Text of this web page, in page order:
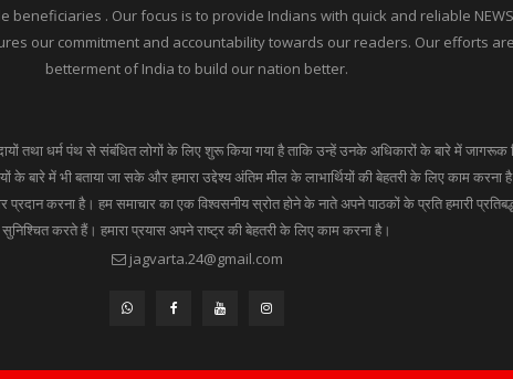
beneficiaries . Our focus is to provide Indians with quick and reliable
our commitment and accountability towards our readers. Our efforts
betterment of India to build our nation better.
तथा धर्म पंथ से संबंधित लोगों के लिए शुरू किया गया है ताकि उन्हें उनके अधिकारों के बारे में
के बारे में भी बताया जा सके और हमारा उद्देश्य अंतिम मील के लाभार्थियों की बेहतरी के लिए काम करना
प्रदान करना है। हम समाचार का एक विश्वसनीय स्रोत होने के नाते अपने पाठकों के प्रति हमारी
सुनिश्चित करते हैं। हमारा प्रयास अपने राष्ट्र की बेहतरी के लिए काम करना है।
jagvarta.24@gmail.com